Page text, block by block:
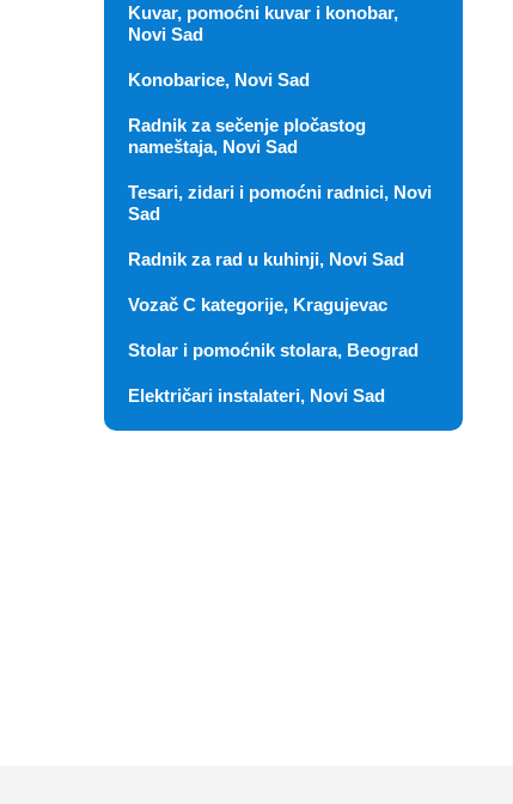
Kuvar, pomoćni kuvar i konobar,
Novi Sad
Konobarice, Novi Sad
Radnik za sečenje pločastog
nameštaja, Novi Sad
Tesari, zidari i pomoćni radnici, Novi
Sad
Radnik za rad u kuhinji, Novi Sad
Vozač C kategorije, Kragujevac
Stolar i pomoćnik stolara, Beograd
Električari instalateri, Novi Sad